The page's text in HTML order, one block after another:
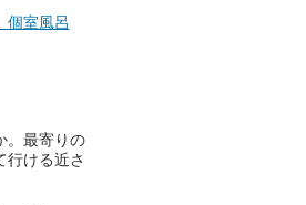
ベンチ」
個室風呂
。最寄りの
行ける近さ